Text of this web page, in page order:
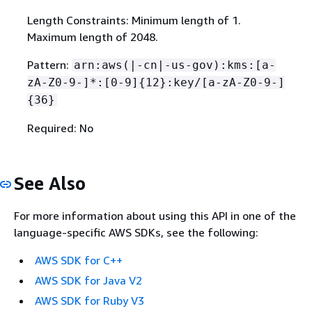
Length Constraints: Minimum length of 1.
Maximum length of 2048.
Pattern: arn:aws(|-cn|-us-gov):kms:[a-
zA-Z0-9-]*:[0-9] { 12}:key/[a-zA-Z0-9-]
{36}
Required: No
See Also
For more information about using this API in one of the
language-specific AWS SDKs, see the following:
AWS SDK for C++
AWS SDK for Java V2
AWS SDK for Ruby V3